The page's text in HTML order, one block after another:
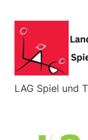
LAG Spiel und